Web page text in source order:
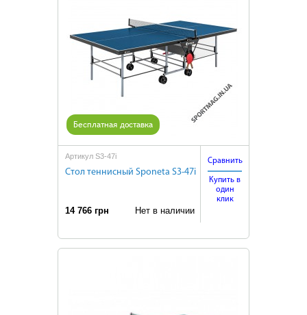
Бесплатная доставка
Артикул S3-47i
Стол теннисный Sponeta S3-47i
14 766 грн Нет в наличии
Сравнить
Купить в
один
клик